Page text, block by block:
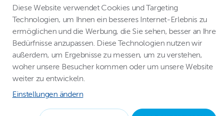
Abenteuer unternahmen. Nach der Revolution waren sie
Pioniere und produzierten einige der ersten Schwimmbäder
in der Tschechoslowakei in der Garage ihrer Eltern. In einer
Zeit, in der Luxus eine neu entdeckte Freude war,
verwandelten ihre Pools für viele Träume in Realität. Mit der
wachsenden Beliebtheit der ALBISTONE-Pools florierte
auch das Unternehmen. Heute steht ALBIXON als führender
Europa da und erweitert seine Präsenz auf anderen
Kontinenten.
Diese Website verwendet Cookies und Targeting
Technologien, um Ihnen ein besseres Internet-Erlebnis zu
ermöglichen und die Werbung, die Sie sehen, besser an Ihre
Bedürfnisse anzupassen. Diese Technologien nutzen wir
außerdem, um Ergebnisse zu messen, um zu verstehen,
woher unsere Besucher kommen oder um unsere Website
weiter zu entwickeln.
Einstellungen ändern